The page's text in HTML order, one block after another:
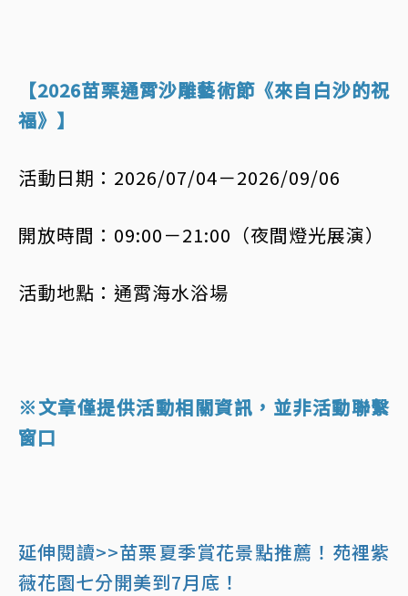
【2026苗栗通霄沙雕藝術節《來自白沙的祝
福》】
活動日期：2026/07/04－2026/09/06
開放時間：09:00－21:00（夜間燈光展演）
活動地點：通霄海水浴場
※文章僅提供活動相關資訊，並非活動聯繫
窗口
延伸閱讀>>苗栗夏季賞花景點推薦！苑裡紫
薇花園七分開美到7月底！